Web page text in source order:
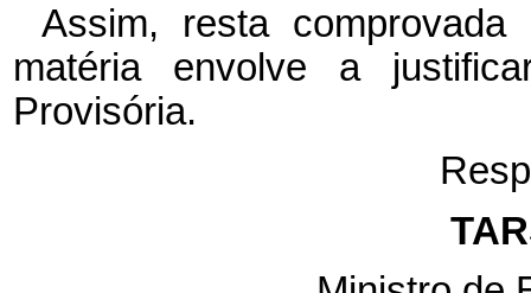
Assim, resta
matéria envolve a
Provisória.